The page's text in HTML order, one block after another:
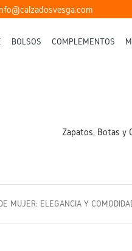
BOLSOS COMPLEMENTOS
Zapatos, Botas y
MUJER: ELEGANCIA Y